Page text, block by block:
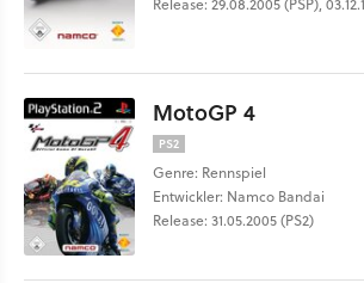
Release: 29.08.2005 (PSP),
MotoGP 4
PS2
Genre: Rennspiel
Entwickler: Namco Bandai
Release: 31.05.2005 (PS2)